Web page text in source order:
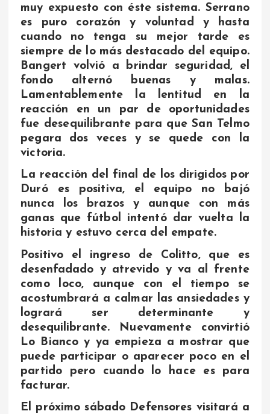
muy expuesto con éste sistema. Serrano
es puro corazón y voluntad y hasta
cuando no tenga su mejor tarde es
siempre de lo más destacado del equipo.
Bangert volvió a brindar seguridad, el
fondo alternó buenas y malas.
Lamentablemente la lentitud en la
reacción en un par de oportunidades
fue desequilibrante para que San Telmo
pegara dos veces y se quede con la
victoria.
La reacción del final de los dirigidos por
Duró es positiva, el equipo no bajó
nunca los brazos y aunque con más
ganas que fútbol intentó dar vuelta la
historia y estuvo cerca del empate.
Positivo el ingreso de Colitto, que es
desenfadado y atrevido y va al frente
como loco, aunque con el tiempo se
acostumbrará a calmar las ansiedades y
logrará ser determinante y
desequilibrante. Nuevamente convirtió
Lo Bianco y ya empieza a mostrar que
puede participar o aparecer poco en el
partido pero cuando lo hace es para
facturar.
El próximo sábado Defensores visitará a